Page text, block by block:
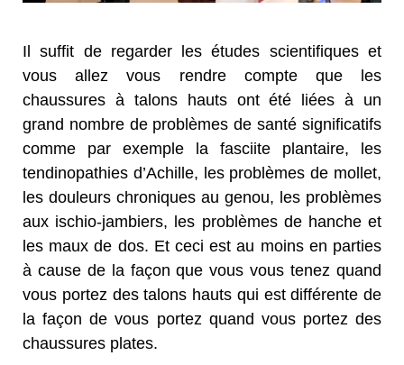
Il suffit de regarder les études scientifiques et
vous allez vous rendre compte que les
chaussures à talons hauts ont été liées à un
grand nombre de problèmes de santé significatifs
comme par exemple la fasciite plantaire, les
tendinopathies d’Achille, les problèmes de mollet,
les douleurs chroniques au genou, les problèmes
aux ischio-jambiers, les problèmes de hanche et
les maux de dos. Et ceci est au moins en parties
à cause de la façon que vous vous tenez quand
vous portez des talons hauts qui est différente de
la façon de vous portez quand vous portez des
chaussures plates.